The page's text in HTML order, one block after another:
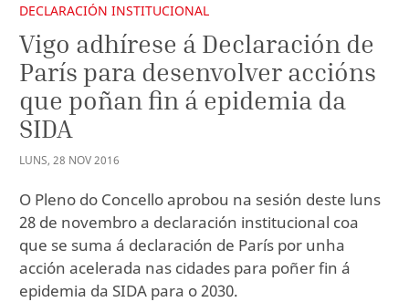
DECLARACIÓN INSTITUCIONAL
Vigo adhírese á Declaración de
París para desenvolver accións
que poñan fin á epidemia da
SIDA
LUNS, 28 NOV2016
O Pleno do Concello aprobou na sesión deste luns
28 de novembro a declaración institucional coa
que se suma á declaración de París por unha
acción acelerada nas cidades para poñer fin á
epidemia da SIDA para o 2030.